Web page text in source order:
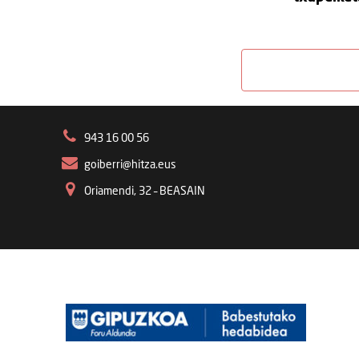
943 16 00 56
goiberri@hitza.eus
Oriamendi, 32 – BEASAIN